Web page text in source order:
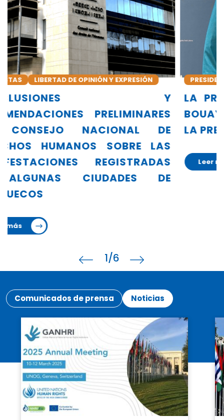
LA PRESIDENTA DEL CNDH, AMINA
BOUAYACH, ASUME OFICIALMENTE
LA PRESIDENCIA DE LA GANHRI
PRESIDENTA ALLIANZA GLOBAL DE INDH
Leer más
1/6
Comunicados de prensa Noticias